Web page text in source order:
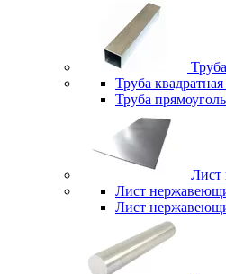
Труба
Труба
Лист
Лист
Лист